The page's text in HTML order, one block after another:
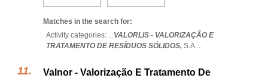
Matches in the search for:
Activity categories: ...VALORLIS - VALORIZAÇÃO E
TRATAMENTO DE RESÍDUOS SÓLIDOS, S.A....
Valnor - Valorização E Tratamento De